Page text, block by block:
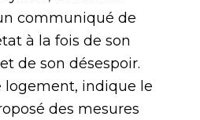
communiqué de
à la fois de son
de son désespoir.
logement, indique le
des mesures